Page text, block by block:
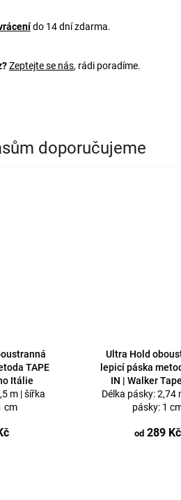
do 14 dní zdarma.
Zeptejte se nás, rádi poradíme.
doporučujeme
TAPE
Itálie
m | šířka
cm
Ultra Hold
lepicí páska
IN | Walker
Délka pásky: 2,74
pásky: 1
od289 Kč